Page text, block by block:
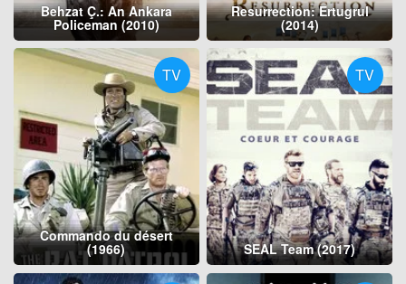
Behzat Ç.: An Ankara
Policeman (2010)
Resurrection: Ertugrul
(2014)
TV
Commando du désert
(1966)
TV
SEAL Team (2017)